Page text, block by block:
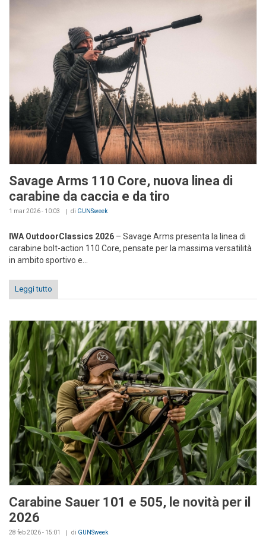
Savage Arms 110 Core, nuova linea di
carabine da caccia e da tiro
1 mar 2026 - 10:03 di GUNSweek
IWA OutdoorClassics 2026 – Savage Arms presenta la linea di
carabine bolt-action 110 Core, pensate per la massima versatilità
in ambito sportivo e...
Leggi tutto
Carabine Sauer 101 e 505, le novità per il
2026
28 feb 2026 - 15:01 di GUNSweek